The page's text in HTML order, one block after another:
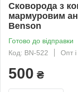
Сковорода з
мармуровим
Benson
Готово до відправки
Код: BN-522
Опт і
500 ₴